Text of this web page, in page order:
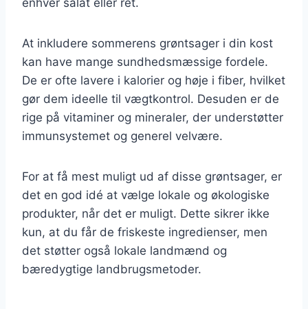
At inkludere sommerens grøntsager i din kost
kan have mange sundhedsmæssige fordele.
De er ofte lavere i kalorier og høje i fiber, hvilket
gør dem ideelle til vægtkontrol. Desuden er de
rige på vitaminer og mineraler, der understøtter
immunsystemet og generel velvære.
For at få mest muligt ud af disse grøntsager, er
det en god idé at vælge lokale og økologiske
produkter, når det er muligt. Dette sikrer ikke
kun, at du får de friskeste ingredienser, men
det støtter også lokale landmænd og
bæredygtige landbrugsmetoder.